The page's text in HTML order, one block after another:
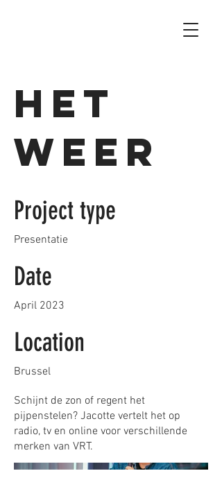
Het
Weer
Project type
Presentatie
Date
April 2023
Location
Brussel
Schijnt de zon of regent het
pijpenstelen? Jacotte vertelt het op
radio, tv en online voor verschillende
merken van VRT.